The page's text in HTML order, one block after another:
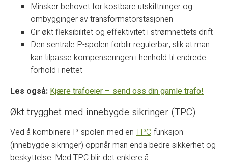
Minsker behovet for kostbare utskiftninger og
ombygginger av transformatorstasjonen
Gir økt fleksibilitet og effektivitet i strømnettets drift
Den sentrale P-spolen forblir regulerbar, slik at man
kan tilpasse kompenseringen i henhold til endrede
forhold i nettet
Les også:Kjære trafoeier – send oss din gamle trafo!
Økt trygghet med innebygde sikringer (TPC)
Ved å kombinere P-spolen med en TPC-funksjon
(innebygde sikringer) oppnår man enda bedre sikkerhet og
beskyttelse. Med TPC blir det enklere å: